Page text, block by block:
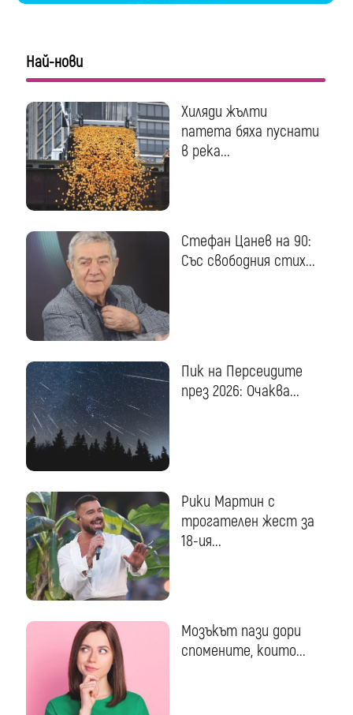
Най-нови
Хиляди жълти
патета бяха пуснати
в река...
Стефан Цанев на 90:
Със свободния стих...
Пик на Персеидите
през 2026: Очаква...
Рики Мартин с
трогателен жест за
18-ия...
Мозъкът пази дори
спомените, които...